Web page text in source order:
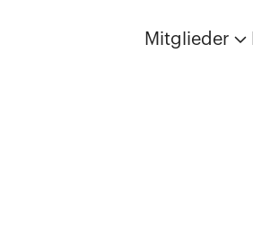
Mitglieder